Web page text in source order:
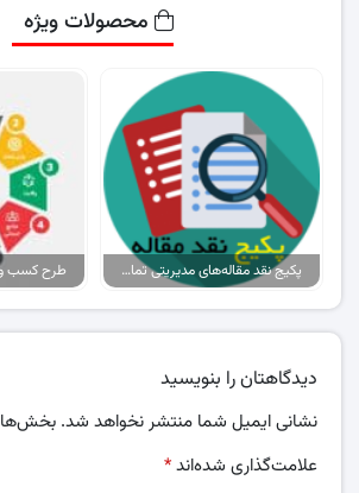
محصولات ویژه
پکیج نقد مقاله‌های مدیریتی تمام گرایش‌ها
دیدگاهتان را بنویسید
نشانی ایمیل شما منتشر نخواهد شد.
علامت‌گذاری شده‌اند*